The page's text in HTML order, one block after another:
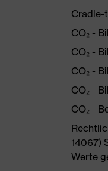
Cradle-
CO₂ -
CO₂ -
CO₂ -
CO₂ -
CO₂ -
14067)
Werte